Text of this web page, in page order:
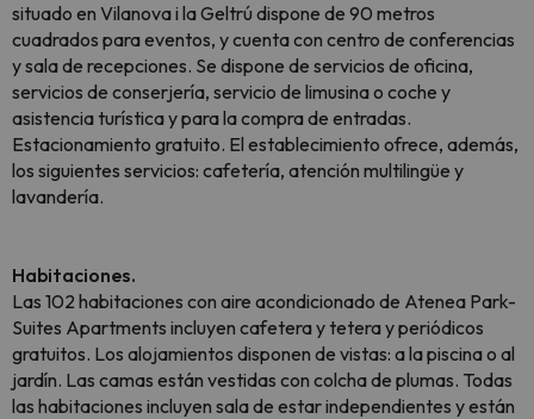
situado en Vilanova i la Geltrú dispone de 90 metros
cuadrados para eventos, y cuenta con centro de conferencias
y sala de recepciones. Se dispone de servicios de oficina,
servicios de conserjería, servicio de limusina o coche y
asistencia turística y para la compra de entradas.
Estacionamiento gratuito. El establecimiento ofrece, además,
los siguientes servicios: cafetería, atención multilingüe y
lavandería.
Habitaciones.
Las 102 habitaciones con aire acondicionado de Atenea Park-
Suites Apartments incluyen cafetera y tetera y periódicos
gratuitos. Los alojamientos disponen de vistas: a la piscina o al
jardín. Las camas están vestidas con colcha de plumas. Todas
las habitaciones incluyen sala de estar independientes y están